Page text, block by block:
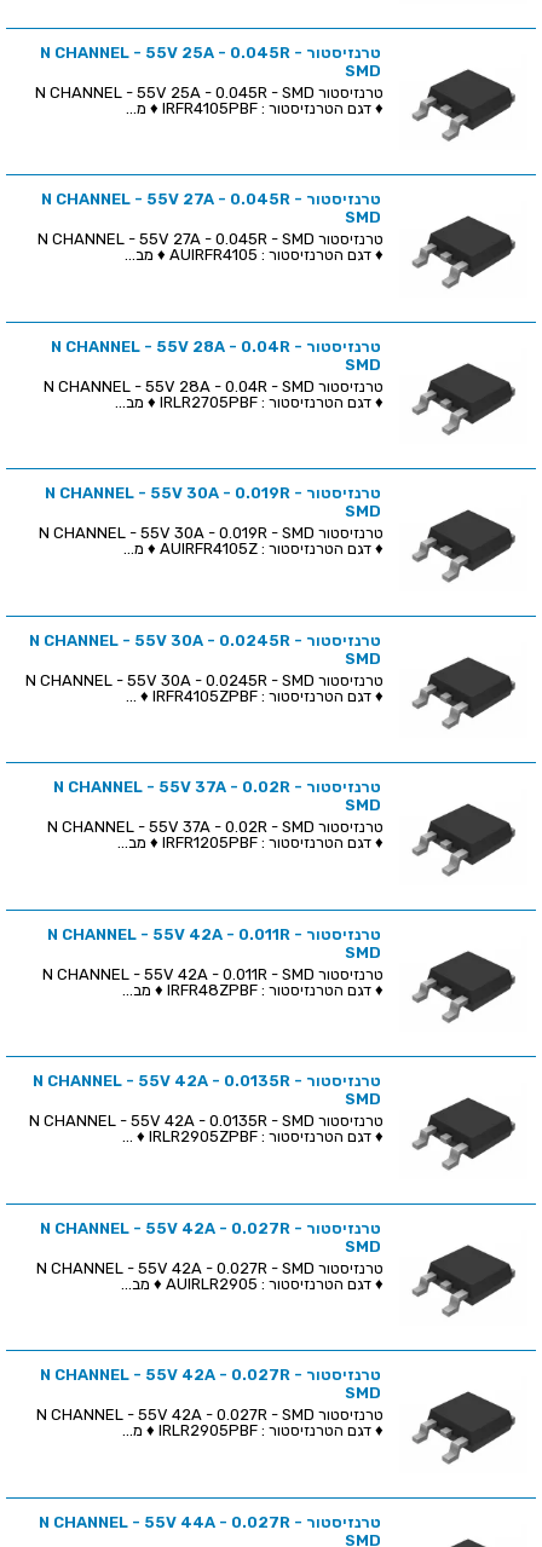
טרנזיסטור N CHANNEL - 55V 25A - 0.045R -
SMD
♦ דגם הטרנזיסטור : IRFR4105PBF ♦ מ...
טרנזיסטור N CHANNEL - 55V 27A - 0.045R -
SMD
♦ דגם הטרנזיסטור : AUIRFR4105 ♦ מב...
טרנזיסטור N CHANNEL - 55V 28A - 0.04R -
SMD
♦ דגם הטרנזיסטור : IRLR2705PBF ♦ מב...
טרנזיסטור N CHANNEL - 55V 30A - 0.019R -
SMD
♦ דגם הטרנזיסטור : AUIRFR4105Z ♦ מ...
טרנזיסטור N CHANNEL - 55V 30A - 0.0245R -
SMD
♦ דגם הטרנזיסטור : IRFR4105ZPBF ♦ ...
טרנזיסטור N CHANNEL - 55V 37A - 0.02R -
SMD
♦ דגם הטרנזיסטור : IRFR1205PBF ♦ מב...
טרנזיסטור N CHANNEL - 55V 42A - 0.011R -
SMD
♦ דגם הטרנזיסטור : IRFR48ZPBF ♦ מב...
טרנזיסטור N CHANNEL - 55V 42A - 0.0135R -
SMD
♦ דגם הטרנזיסטור : IRLR2905ZPBF ♦ ...
טרנזיסטור N CHANNEL - 55V 42A - 0.027R -
SMD
♦ דגם הטרנזיסטור : AUIRLR2905 ♦ מב...
טרנזיסטור N CHANNEL - 55V 42A - 0.027R -
SMD
♦ דגם הטרנזיסטור : IRLR2905PBF ♦ מ...
טרנזיסטור N CHANNEL - 55V 44A - 0.027R -
SMD